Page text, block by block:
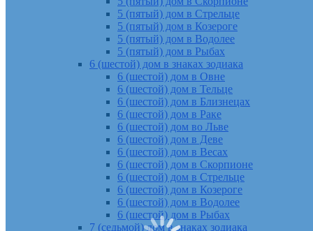
5 (пятый) дом в Стрельце
5 (пятый) дом в Козероге
5 (пятый) дом в Водолее
5 (пятый) дом в Рыбах
6 (шестой) дом в знаках зодиака
6 (шестой) дом в Овне
6 (шестой) дом в Тельце
6 (шестой) дом в Близнецах
6 (шестой) дом в Раке
6 (шестой) дом во Льве
6 (шестой) дом в Деве
6 (шестой) дом в Весах
6 (шестой) дом в Скорпионе
6 (шестой) дом в Стрельце
6 (шестой) дом в Козероге
6 (шестой) дом в Водолее
6 (шестой) дом в Рыбах
7 (седьмой) дом в знаках зодиака